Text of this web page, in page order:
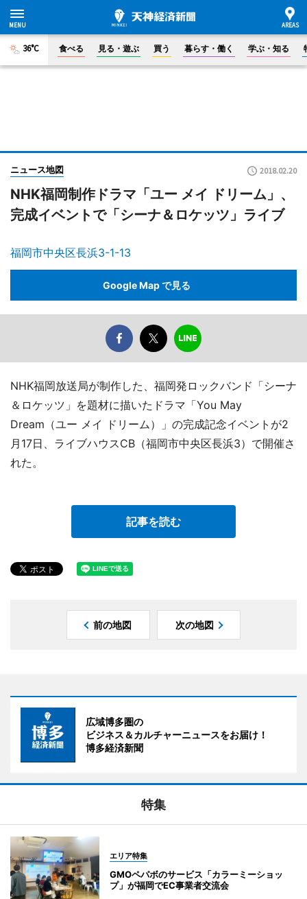
36°C 食べる 見る・遊ぶ 買う 暮らす・働く 学ぶ・知る
ニュース地図 2018.02.20
NHK福岡制作ドラマ「ユー メイ ドリーム」、
完成イベントで「シーナ＆ロケッツ」ライブ
福岡市中央区長浜3-1-13
Google Map で見る
NHK福岡放送局が制作した、福岡発ロックバンド「シーナ
＆ロケッツ」を題材に描いたドラマ「You May
Dream（ユー メイ ドリーム）」の完成記念イベントが2
月17日、ライブハウスCB（福岡市中央区長浜3）で開催さ
れた。
記事を読む
前の地図 次の地図
広域博多圏の
ビジネス＆カルチャーニュースをお届け！
博多経済新聞
特集
エリア特集
GMOペパボのサービス「カラーミーショッ
プ」が福岡でEC事業者交流会